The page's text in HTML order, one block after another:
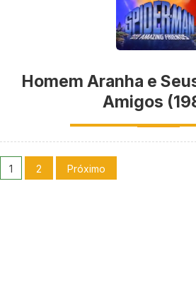
Homem Aranha e
Amigos
1 2 Próximo